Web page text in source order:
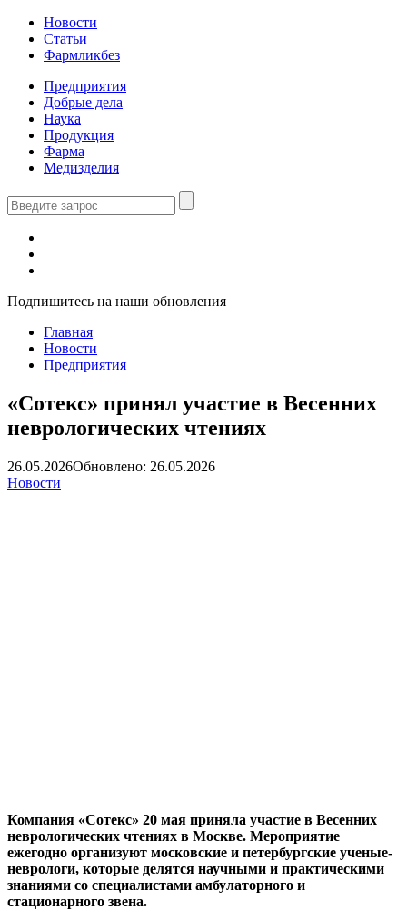
Новости
Статьи
Фармликбез
Предприятия
Добрые дела
Наука
Продукция
Фарма
Медизделия
Подпишитесь на наши обновления
Главная
Новости
Предприятия
«Сотекс» принял участие в Весенних
неврологических чтениях
26.05.2026Обновлено: 26.05.2026
Новости
Компания «Сотекс» 20 мая приняла участие в Весенних
неврологических чтениях в Москве. Мероприятие
ежегодно организуют московские и петербургские ученые-
неврологи, которые делятся научными и практическими
знаниями со специалистами амбулаторного и
стационарного звена.